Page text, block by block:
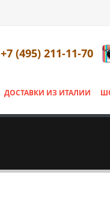
+7 (495) 211-11-70
ДОСТАВКИ ИЗ ИТАЛИИ